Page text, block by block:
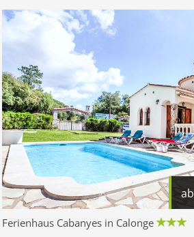
ab
Ferienhaus Cabanyes in Calonge